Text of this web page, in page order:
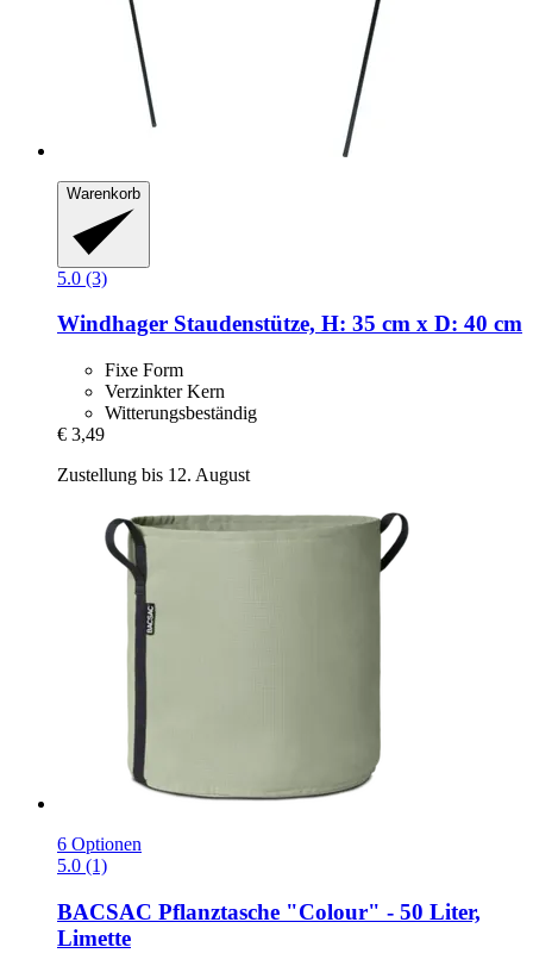
Warenkorb
5.0 (3)
Windhager Staudenstütze, H: 35 cm x D: 40 cm
Fixe Form
Verzinkter Kern
Witterungsbeständig
€ 3,49
Zustellung bis 12. August
6 Optionen
5.0 (1)
BACSAC Pflanztasche "Colour" -​ 50 Liter,
Limette